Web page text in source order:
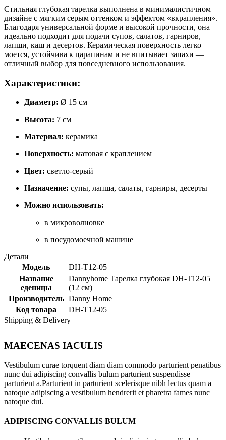
Стильная глубокая тарелка выполнена в минималистичном
дизайне с мягким серым оттенком и эффектом «вкрапления».
Благодаря универсальной форме и высокой прочности, она
идеально подходит для подачи супов, салатов, гарниров,
лапши, каш и десертов. Керамическая поверхность легко
моется, устойчива к царапинам и не впитывает запахи —
отличный выбор для повседневного использования.
Характеристики:
Диаметр: Ø 15 см
Высота: 7 см
Материал: керамика
Поверхность: матовая с краплением
Цвет: светло-серый
Назначение: супы, лапша, салаты, гарниры, десерты
Можно использовать:
в микроволновке
в посудомоечной машине
Детали
Модель
DH-T12-05
Название
еденицы
Dannyhome Тарелка глубокая DH-T12-05
(12 см)
Производитель Danny Home
Код товара
DH-T12-05
Shipping & Delivery
MAECENAS IACULIS
Vestibulum curae torquent diam diam commodo parturient penatibus
nunc dui adipiscing convallis bulum parturient suspendisse
parturient a.Parturient in parturient scelerisque nibh lectus quam a
natoque adipiscing a vestibulum hendrerit et pharetra fames nunc
natoque dui.
ADIPISCING CONVALLIS BULUM